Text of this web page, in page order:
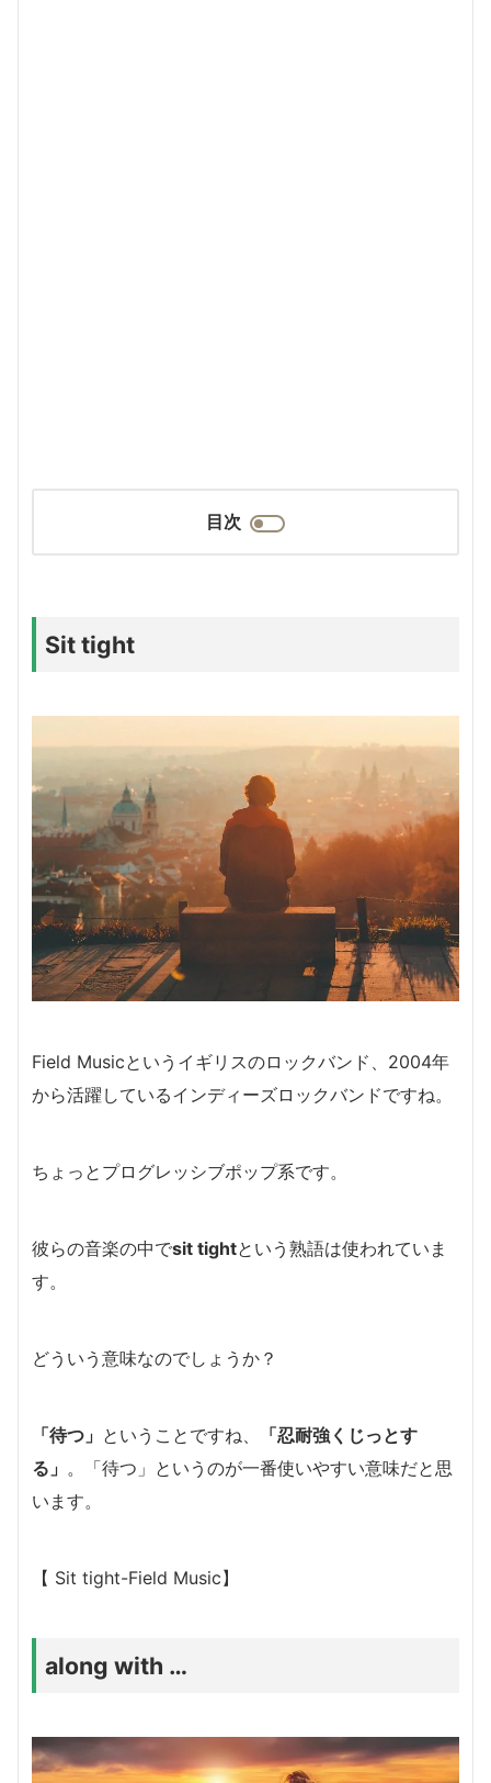
目次
Sit tight
Field Musicというイギリスのロックバンド、2004年
から活躍しているインディーズロックバンドですね。
ちょっとプログレッシブポップ系です。
彼らの音楽の中でsit tightという熟語は使われていま
す。
どういう意味なのでしょうか？
「待つ」 ということですね、
「忍耐強くじっとす
る」 。
「待つ」というのが一番使いやすい意味だと思
います。
【 Sit tight-Field Music】
along with …